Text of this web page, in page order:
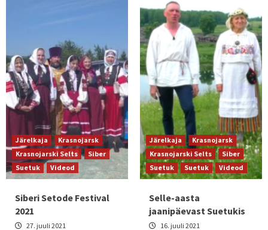
Järelkaja
Krasnojarsk
Krasnojarski Selts
Siber
Suetuk
Videod
Siberi Setode Festival
2021
27. juuli 2021
Järelkaja
Krasnojarsk
Krasnojarski Selts
Siber
Suetuk
Suetuk Videod
Selle-aasta
jaanipäevast Suetukis
16. juuli 2021